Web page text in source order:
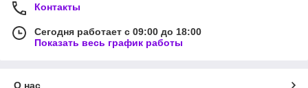
Контакты
Сегодня работает с 09:00 до 18:00
Показать весь график работы
О нас